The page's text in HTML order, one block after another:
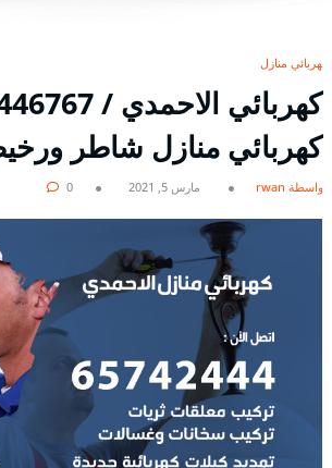
كهربائي منازل
كهربائي منازل شاطر
بواسطة rwan مارس 5, 2021 0